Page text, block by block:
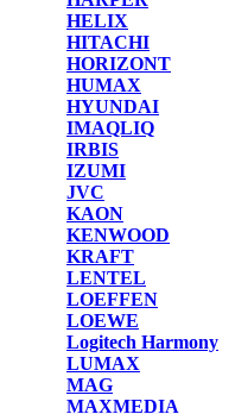
HELIX
HITACHI
HORIZONT
HUMAX
HYUNDAI
IMAQLIQ
IRBIS
IZUMI
JVC
KAON
KENWOOD
KRAFT
LENTEL
LOEFFEN
LOEWE
Logitech Harmony
LUMAX
MAG
MAXMEDIA